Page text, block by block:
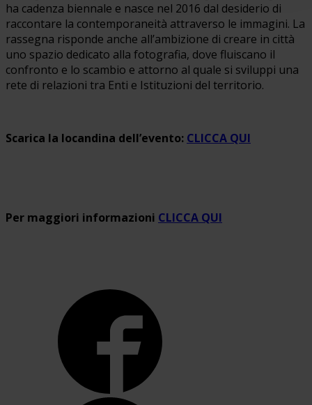
ha cadenza biennale e nasce nel 2016 dal desiderio di
raccontare la contemporaneità attraverso le immagini. La
rassegna risponde anche all’ambizione di creare in città
uno spazio dedicato alla fotografia, dove fluiscano il
confronto e lo scambio e attorno al quale si sviluppi una
rete di relazioni tra Enti e Istituzioni del territorio.
Scarica la locandina dell’evento: CLICCA QUI
Per maggiori informazioni CLICCA QUI